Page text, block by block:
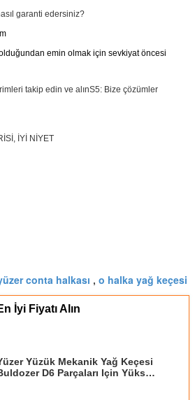
garanti edersiniz?
emin olmak için sevkiyat öncesi
takip edin ve alınS5: Bize çözümler
İYİ NİYET
conta halkası , o halka yağ keçesi
İyi Fiyatı Alın
Yüzük Mekanik Yağ Keçesi
D6 Parçaları Için Yüksek